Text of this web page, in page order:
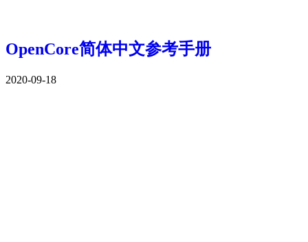
OpenCore简体中文参考手册
2020-09-18